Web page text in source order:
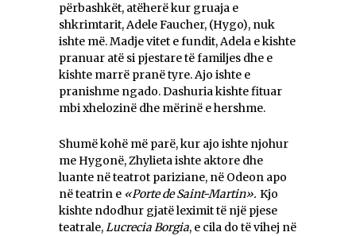
përbashkët, atëherë kur gruaja e
shkrimtarit, Adele Faucher, (Hygo), nuk
ishte më. Madje vitet e fundit, Adela e kishte
pranuar atë si pjestare të familjes dhe e
kishte marrë pranë tyre. Ajo ishte e
pranishme ngado. Dashuria kishte fituar
mbi xhelozinë dhe mërinë e hershme.
Shumë kohë më parë, kur ajo ishte njohur
me Hygonë, Zhylieta ishte aktore dhe
luante në teatrot pariziane, në Odeon apo
në teatrin e «Porte de Saint-Martin». Kjo
kishte ndodhur gjatë leximit të një pjese
teatrale,Lucrecia Borgia, e cila do të vihej në